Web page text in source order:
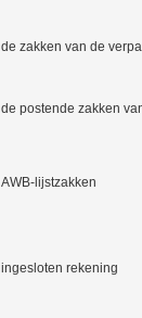
de zakken van de
de postende zakken
AWB-lijstzakken
ingesloten rekening